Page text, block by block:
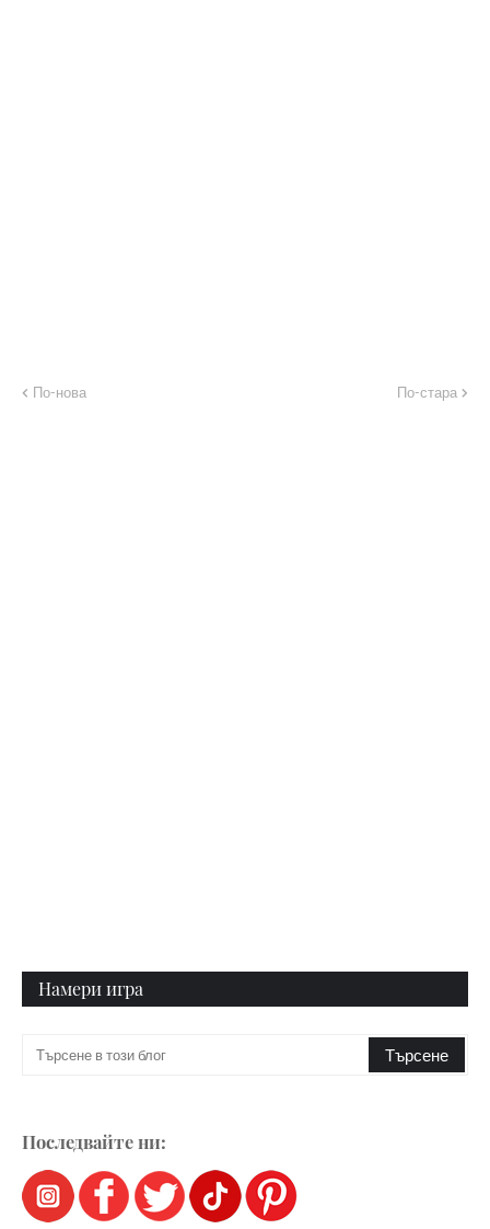
По-нова По-стара
Намери игра
Последвайте ни: